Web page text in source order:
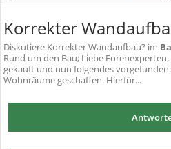
Korrekter
Diskutiere Korrekter Wandaufbau? im
Rund um den Bau; Liebe Forenexperten,
gekauft und nun folgendes
Wohnräume geschaffen. Hierfür...